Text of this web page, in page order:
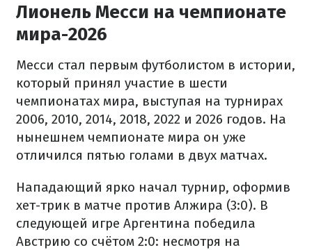
Лионель Месси на чемпионате
мира-2026
Месси стал первым футболистом в истории,
который принял участие в шести
чемпионатах мира, выступая на турнирах
2006, 2010, 2014, 2018, 2022 и 2026 годов. На
нынешнем чемпионате мира он уже
отличился пятью голами в двух матчах.
Нападающий ярко начал турнир, оформив
хет-трик в матче против Алжира (3:0). В
следующей игре Аргентина победила
Австрию со счётом 2:0: несмотря на